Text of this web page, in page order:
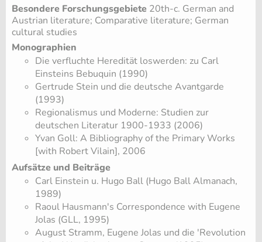
Besondere Forschungsgebiete 20th-c. German and
Austrian literature; Comparative literature; German
cultural studies
Monographien
Die verfluchte Heredität loswerden: zu Carl
Einsteins Bebuquin (1990)
Gertrude Stein und die deutsche Avantgarde
(1993)
Regionalismus und Moderne: Studien zur
deutschen Literatur 1900-1933 (2006)
Yvan Goll: A Bibliography of the Primary Works
[with Robert Vilain], 2006
Aufsätze und Beiträge
Carl Einstein u. Hugo Ball (Hugo Ball Almanach,
1989)
Raoul Hausmann's Correspondence with Eugene
Jolas (GLL, 1995)
August Stramm, Eugene Jolas und die 'Revolution